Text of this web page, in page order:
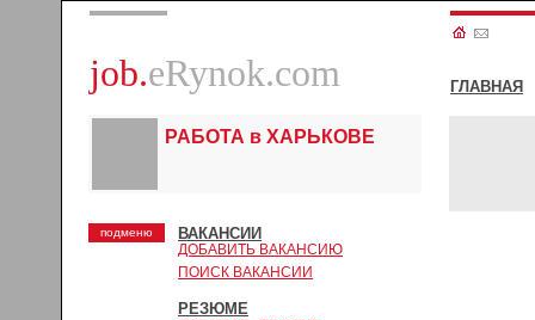
job.eRynok.com ГЛАВНАЯ
РАБОТА в ХАРЬКОВЕ
подменю ВАКАНСИИ
ДОБАВИТЬ ВАКАНСИЮ
ПОИСК ВАКАНСИИ
РЕЗЮМЕ